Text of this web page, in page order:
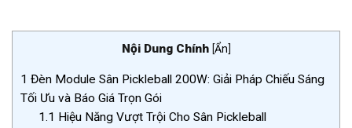
Nội Dung Chính [Ẩn]
1 Đèn Module Sân Pickleball 200W: Giải Pháp Chiếu Sáng
Tối Ưu và Báo Giá Trọn Gói
1.1 Hiệu Năng Vượt Trội Cho Sân Pickleball